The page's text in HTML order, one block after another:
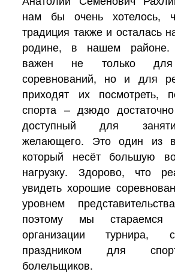
нам бы очень хотелось,
традиция также и осталась
родине, в нашем районе.
важен не только для
соревнований, но и для
приходят их посмотреть,
спорта – дзюдо
доступный для
желающего. Это один из
который несёт большую
нагрузку. Здорово, что
увидеть хорошие
уровнем
поэтому мы стараемся
организации турнира,
праздником для
болельщиков.